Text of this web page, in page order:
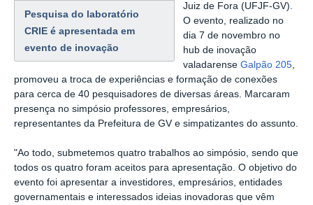
Pesquisa do laboratório
CRIE é apresentada em
evento de inovação
Juiz de Fora (UFJF-GV).
O evento, realizado no
dia 7 de novembro no
hub de inovação
valadarenseGalpão 205,
promoveu a troca de experiências e formação de conexões
para cerca de 40 pesquisadores de diversas áreas. Marcaram
presença no simpósio professores, empresários,
representantes da Prefeitura de GV e simpatizantes do assunto.
"Ao todo, submetemos quatro trabalhos ao simpósio, sendo que
todos os quatro foram aceitos para apresentação. O objetivo do
evento foi apresentar a investidores, empresários, entidades
governamentais e interessados ideias inovadoras que vêm